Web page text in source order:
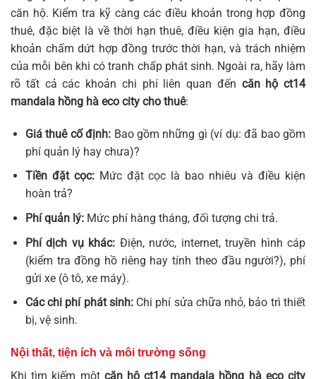
căn hộ. Kiểm tra kỹ càng các điều khoản trong hợp đồng
thuê, đặc biệt là về thời hạn thuê, điều kiện gia hạn, điều
khoản chấm dứt hợp đồng trước thời hạn, và trách nhiệm
của mỗi bên khi có tranh chấp phát sinh. Ngoài ra, hãy làm
rõ tất cả các khoản chi phí liên quan đến căn hộ ct14
mandala hồng hà eco city cho thuê:
Giá thuê cố định: Bao gồm những gì (ví dụ: đã bao gồm
phí quản lý hay chưa)?
Tiền đặt cọc:Mức đặt cọc là bao nhiêu và điều kiện
hoàn trả?
Phí quản lý:Mức phí hàng tháng, đối tượng chi trả.
Phí dịch vụ khác: Điện, nước, internet, truyền hình cáp
(kiểm tra đồng hồ riêng hay tính theo đầu người?), phí
gửi xe (ô tô, xe máy).
Các chi phí phát sinh:Chi phí sửa chữa nhỏ, bảo trì thiết
bị, vệ sinh.
Nội thất, tiện ích và môi trường sống
Khi tìm kiếm một căn hộ ct14 mandala hồng hà eco city